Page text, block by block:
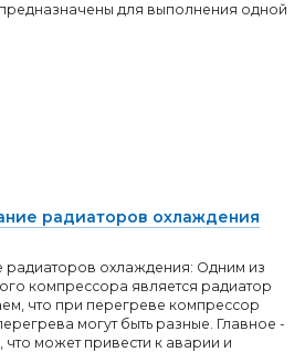
для выполнения одной
радиаторов охлаждения
радиаторов охлаждения: Одним из
компрессора является радиатор
что при перегреве компрессор
могут быть разные. Главное -
что может привести к аварии и